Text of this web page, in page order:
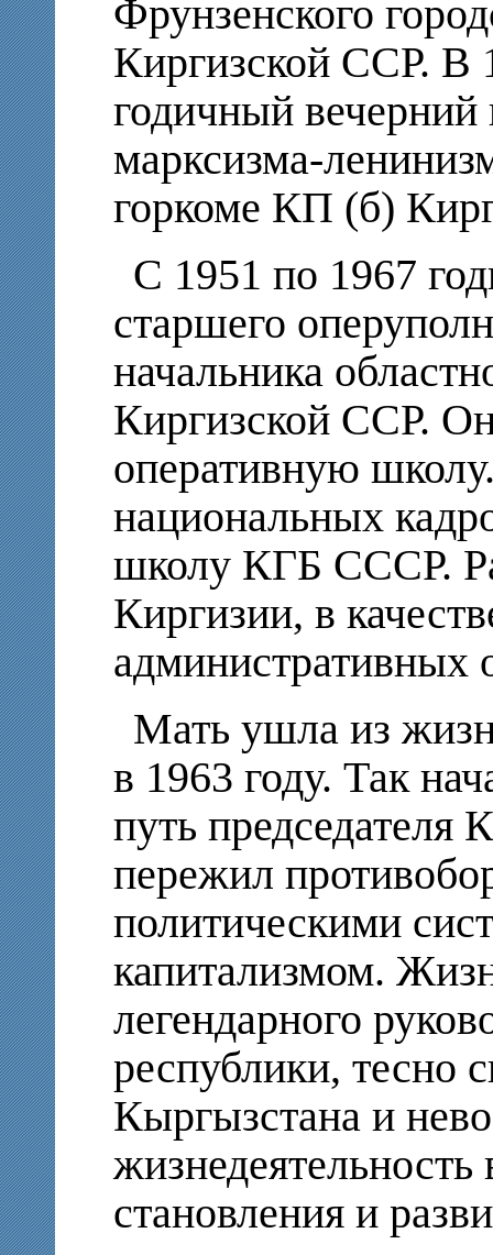
Фрунзенского
Киргизской ССР. В
годичный вечерний
марксизма-
горкоме КП (б)
С 1951 по 1967
старшего
начальника
Киргизской ССР.
оперативную
национальных
школу КГБ СССР.
Киргизии, в
административных
Мать ушла из
в 1963 году. Так
путь
пережил
политическими
капитализмом.
легендарного
республики, тесно
Кыргызстана и
становления и